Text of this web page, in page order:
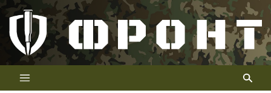
Скип
цонтент
Телевизија ФРОНТ
Први војни канал у Србији